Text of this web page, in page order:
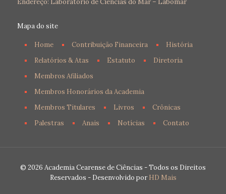
Endereço: Laboratório de Ciências do Mar – Labomar
Mapa do site
Home Contribuição Financeira
História
Relatórios & Atas
Estatuto
Diretoria
Membros Afiliados
Membros Honorários da Academia
Membros Titulares
Livros
Crônicas
Palestras
Anais Notícias Contato
© 2026 Academia Cearense de Ciências - Todos os Direitos
Reservados - Desenvolvido por HD Mais